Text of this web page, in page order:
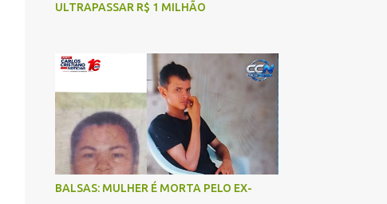
ULTRAPASSAR R$ 1 MILHÃO
BALSAS: MULHER É MORTA PELO EX-